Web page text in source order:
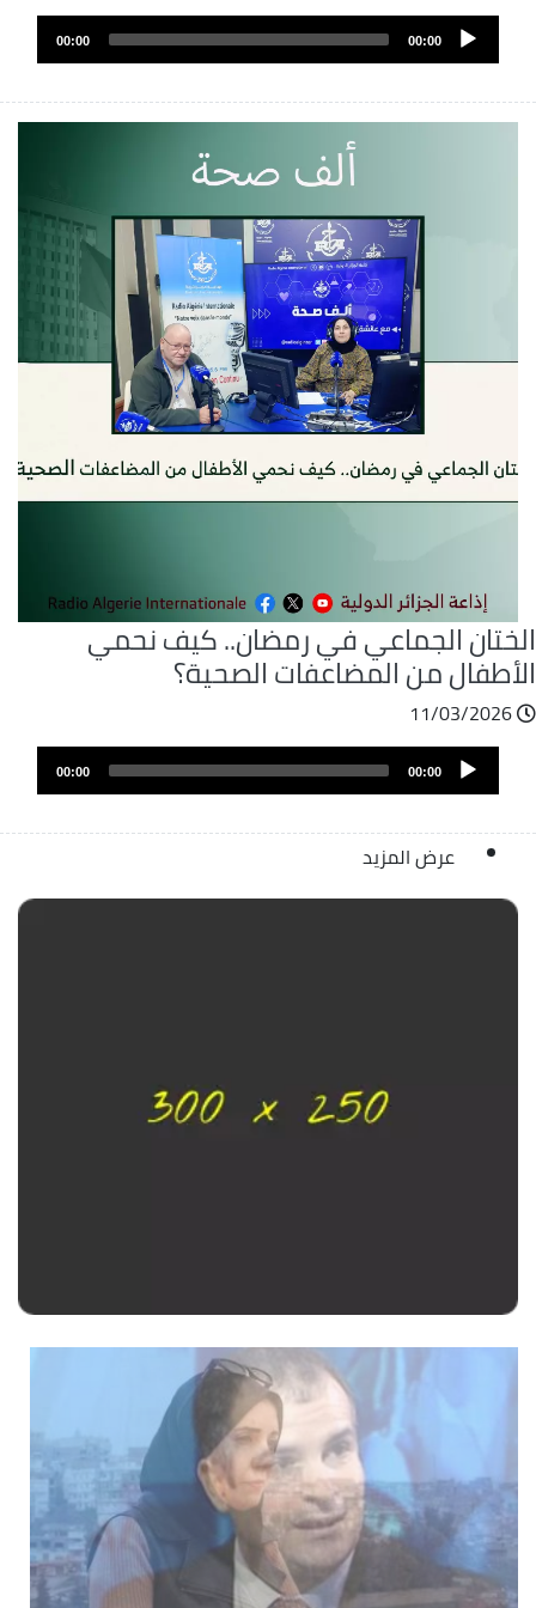
ملفAudio
Player
00:00
00:00
الجماعي في رمضان.. كيف نحمي
من المضاعفات الصحية؟
11/03/2026
ملفAudio
Player
00:00
00:00
عرض المزيد